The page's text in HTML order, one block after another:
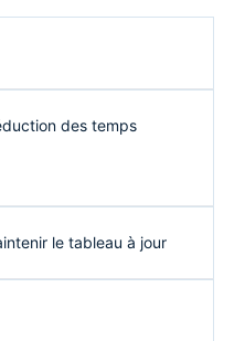
des temps
le tableau à jour